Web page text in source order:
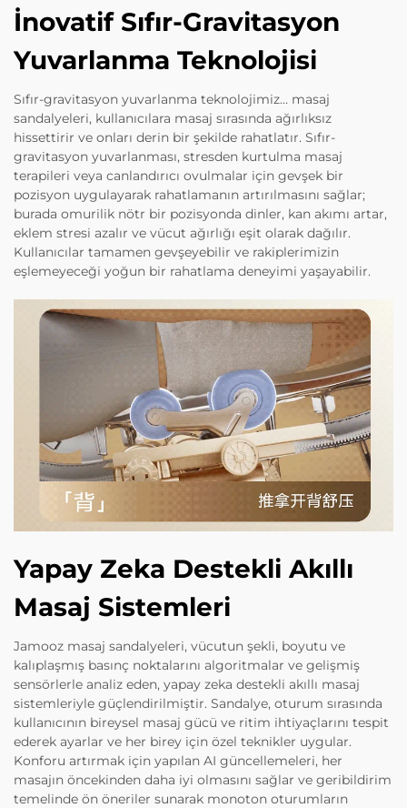
İnovatif Sıfır-Gravitasyon
Yuvarlanma Teknolojisi
Sıfır-gravitasyon yuvarlanma teknolojimiz… masaj
sandalyeleri, kullanıcılara masaj sırasında ağırlıksız
hissettirir ve onları derin bir şekilde rahatlatır. Sıfır-
gravitasyon yuvarlanması, stresden kurtulma masaj
terapileri veya canlandırıcı ovulmalar için gevşek bir
pozisyon uygulayarak rahatlamanın artırılmasını sağlar;
burada omurilik nötr bir pozisyonda dinler, kan akımı artar,
eklem stresi azalır ve vücut ağırlığı eşit olarak dağılır.
Kullanıcılar tamamen gevşeyebilir ve rakiplerimizin
eşlemeyeceği yoğun bir rahatlama deneyimi yaşayabilir.
Yapay Zeka Destekli Akıllı
Masaj Sistemleri
Jamooz masaj sandalyeleri, vücutun şekli, boyutu ve
kalıplaşmış basınç noktalarını algoritmalar ve gelişmiş
sensörlerle analiz eden, yapay zeka destekli akıllı masaj
sistemleriyle güçlendirilmiştir. Sandalye, oturum sırasında
kullanıcının bireysel masaj gücü ve ritim ihtiyaçlarını tespit
ederek ayarlar ve her birey için özel teknikler uygular.
Konforu artırmak için yapılan AI güncellemeleri, her
masajın öncekinden daha iyi olmasını sağlar ve geribildirim
temelinde ön öneriler sunarak monoton oturumların